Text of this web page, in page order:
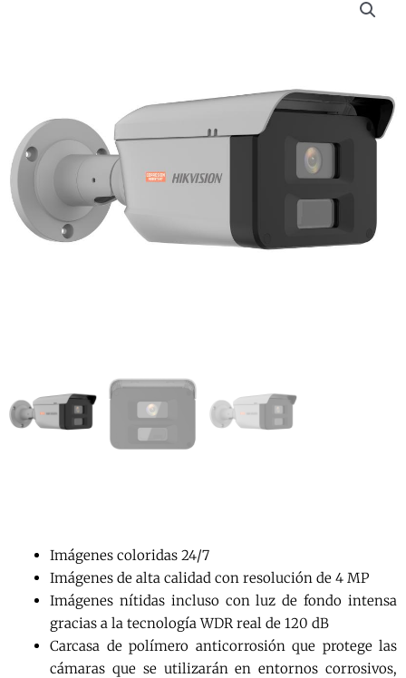
Imágenes coloridas 24/7
Imágenes de alta calidad con resolución de 4 MP
Imágenes nítidas incluso con luz de fondo intensa
gracias a la tecnología WDR real de 120 dB
Carcasa de polímero anticorrosión que protege las
cámaras que se utilizarán en entornos corrosivos,